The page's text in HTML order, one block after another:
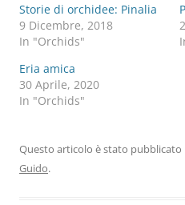
Storie di orchidee: Pinalia
9 Dicembre, 2018
In "Orchids"
Eria amica
30 Aprile, 2020
In "Orchids"
Questo articolo è stato pubblicato
Guido.